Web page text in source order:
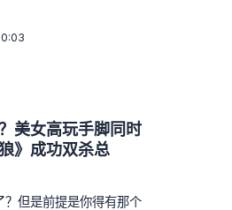
美女高玩手脚同时
》成功双杀总
？但是前提是你得有那个